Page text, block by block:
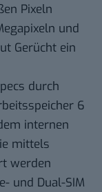
Pixeln
und
Gerücht ein
durch
6
internen
mittels
werden
und Dual-SIM